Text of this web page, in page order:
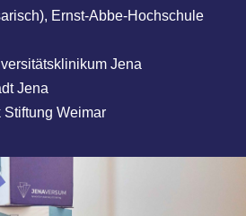
Ernst-Abbe-Hochschule
Jena
Jena
Weimar